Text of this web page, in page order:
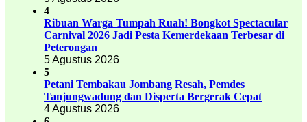
4
Ribuan Warga Tumpah Ruah! Bongkot Spectacular
Carnival 2026 Jadi Pesta Kemerdekaan Terbesar di
Peterongan
5 Agustus 2026
5
Petani Tembakau Jombang Resah, Pemdes
Tanjungwadung dan Disperta Bergerak Cepat
4 Agustus 2026